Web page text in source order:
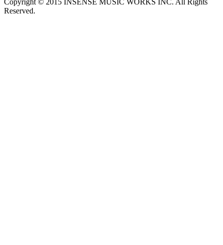
Copyright © 2015 INSENSE MUSIC WORKS INC. All Rights
Reserved.